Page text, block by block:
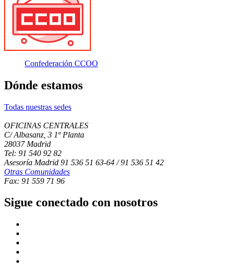
Confederación CCOO
Dónde estamos
Todas nuestras sedes
OFICINAS CENTRALES
C/ Albasanz, 3 1º Planta
28037 Madrid
Tel: 91 540 92 82
Asesoría Madrid 91 536 51 63-64 / 91 536 51 42
Otras Comunidades
Fax: 91 559 71 96
Sigue conectado con nosotros